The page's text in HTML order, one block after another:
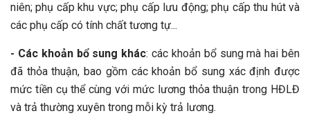
niên; phụ cấp khu vực; phụ cấp lưu động; phụ cấp thu hút và
các phụ cấp có tính chất tương tự...
- Các khoản bổ sung khác: các khoản bổ sung mà hai bên
đã thỏa thuận, bao gồm các khoản bổ sung xác định được
mức tiền cụ thể cùng với mức lương thỏa thuận trong HĐLĐ
và trả thường xuyên trong mỗi kỳ trả lương.